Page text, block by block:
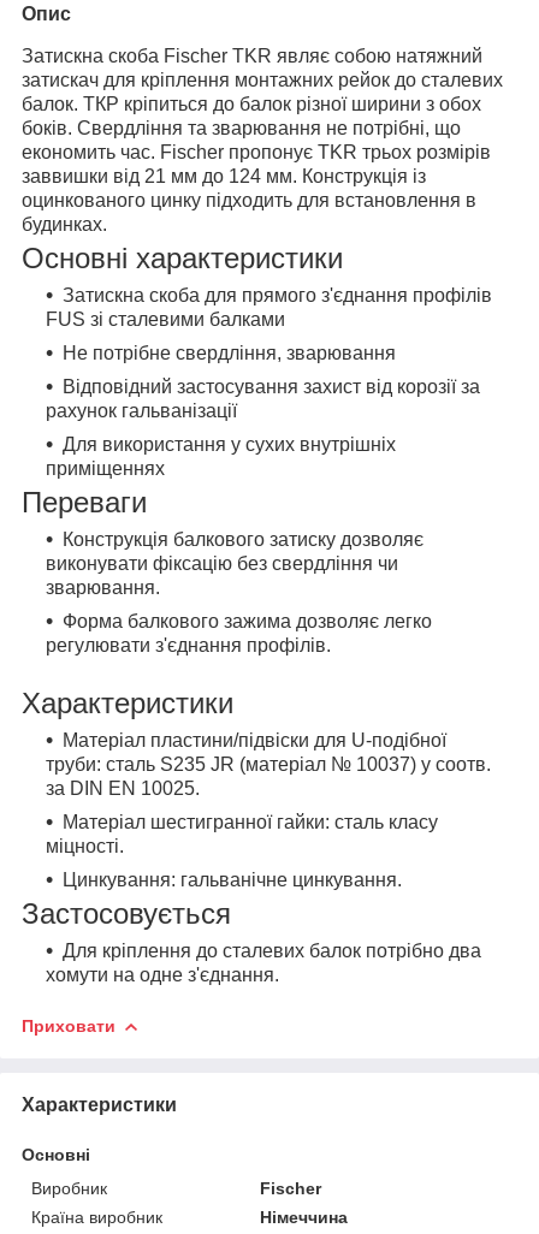
Опис
Затискна скоба Fischer TKR являє собою натяжний
затискач для кріплення монтажних рейок до сталевих
балок. ТКР кріпиться до балок різної ширини з обох
боків. Свердління та зварювання не потрібні, що
економить час. Fischer пропонує TKR трьох розмірів
заввишки від 21 мм до 124 мм. Конструкція із
оцинкованого цинку підходить для встановлення в
будинках.
Основні характеристики
Затискна скоба для прямого з'єднання профілів
FUS зі сталевими балками
Не потрібне свердління, зварювання
Відповідний застосування захист від корозії за
рахунок гальванізації
Для використання у сухих внутрішніх
приміщеннях
Переваги
Конструкція балкового затиску дозволяє
виконувати фіксацію без свердління чи
зварювання.
Форма балкового зажима дозволяє легко
регулювати з'єднання профілів.
Характеристики
Матеріал пластини/підвіски для U-подібної
труби: сталь S235 JR (матеріал № 10037) у соотв.
за DIN EN 10025.
Матеріал шестигранної гайки: сталь класу
міцності.
Цинкування: гальванічне цинкування.
Застосовується
Для кріплення до сталевих балок потрібно два
хомути на одне з'єднання.
Приховати
Характеристики
Основні
Виробник
Fischer
Країна виробник
Німеччина